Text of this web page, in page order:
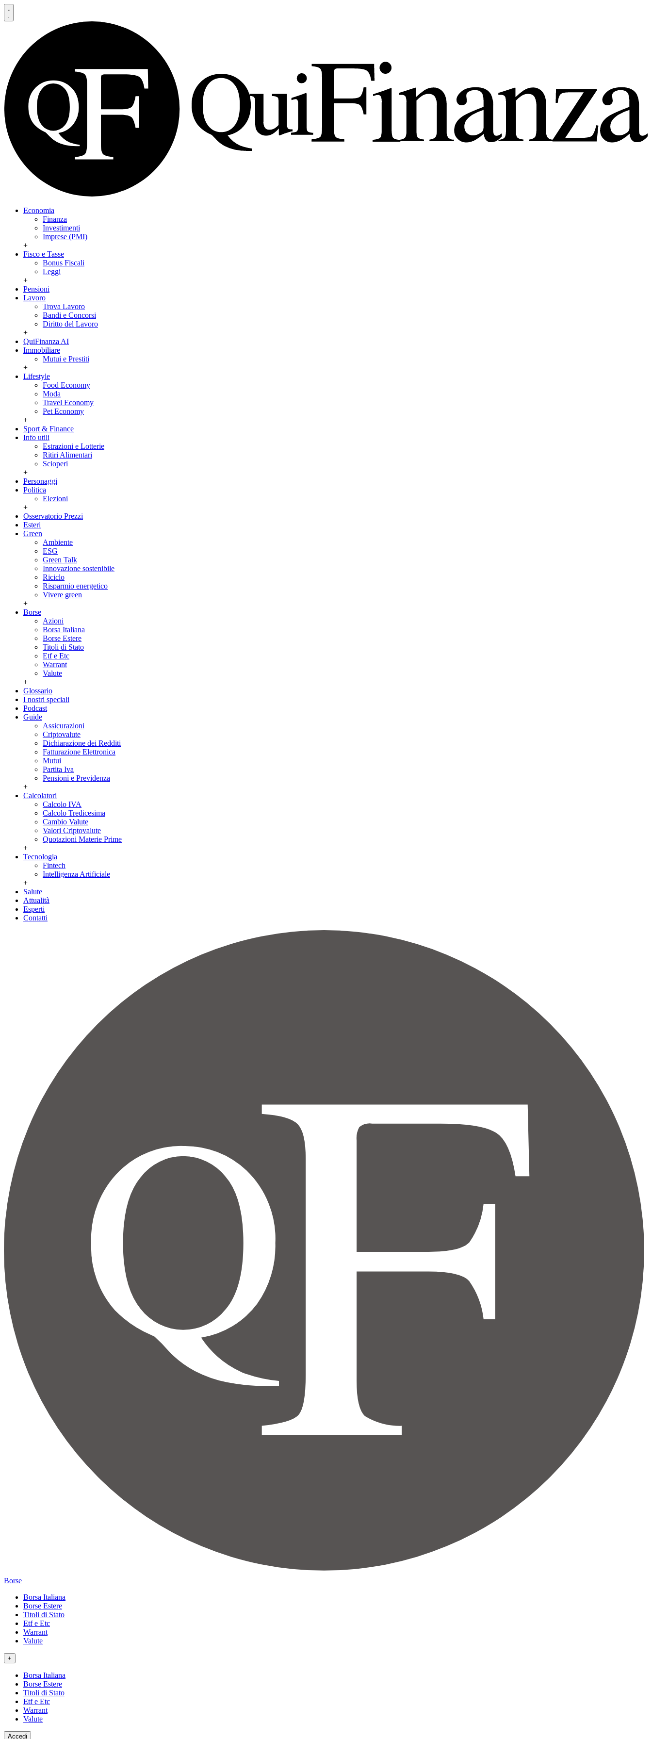
Economia
Finanza
Investimenti
Imprese (PMI)
+
Fisco e Tasse
Bonus Fiscali
Leggi
+
Pensioni
Lavoro
Trova Lavoro
Bandi e Concorsi
Diritto del Lavoro
+
QuiFinanza AI
Immobiliare
Mutui e Prestiti
+
Lifestyle
Food Economy
Moda
Travel Economy
Pet Economy
+
Sport & Finance
Info utili
Estrazioni e Lotterie
Ritiri Alimentari
Scioperi
+
Personaggi
Politica
Elezioni
+
Osservatorio Prezzi
Esteri
Green
Ambiente
ESG
Green Talk
Innovazione sostenibile
Riciclo
Risparmio energetico
Vivere green
+
Borse
Azioni
Borsa Italiana
Borse Estere
Titoli di Stato
Etf e Etc
Warrant
Valute
+
Glossario
I nostri speciali
Podcast
Guide
Assicurazioni
Criptovalute
Dichiarazione dei Redditi
Fatturazione Elettronica
Mutui
Partita Iva
Pensioni e Previdenza
+
Calcolatori
Calcolo IVA
Calcolo Tredicesima
Cambio Valute
Valori Criptovalute
Quotazioni Materie Prime
+
Tecnologia
Fintech
Intelligenza Artificiale
+
Salute
Attualità
Esperti
Contatti
Borse
Borsa Italiana
Borse Estere
Titoli di Stato
Etf e Etc
Warrant
Valute
+
Borsa Italiana
Borse Estere
Titoli di Stato
Etf e Etc
Warrant
Valute
Accedi